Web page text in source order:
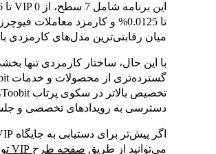
میان رقابتی‌ترین مدل‌های کارمزدی
با این حال، ساختار کارمزدی تنها
دسترسی به رویدادهای تخصصی و
می‌توانید از طریق صفحه طرح VIP توبیت